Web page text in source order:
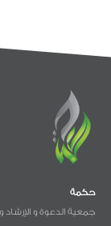
حكمة
جمعية الدعوة و